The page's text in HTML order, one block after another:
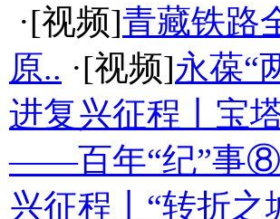
·[视频]青藏铁路
原.. ·[视频]永葆“
进复兴征程丨宝
——百年“纪”事⑧
兴征程丨“转折之